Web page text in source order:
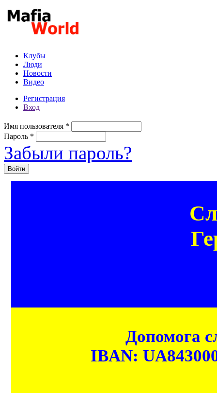
Перейти к основному содержанию
Клубы
Люди
Новости
Видео
Регистрация
Вход
Имя пользователя *
Пароль *
Забыли пароль?
Допомога
IBAN: